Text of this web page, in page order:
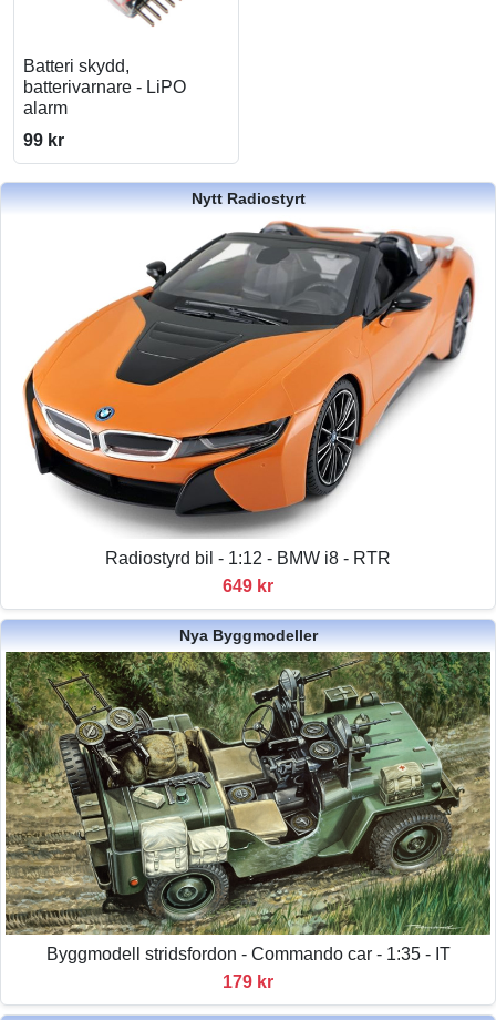
Batteri skydd,
batterivarnare - LiPO
alarm
99 kr
Nytt Radiostyrt
Radiostyrd bil - 1:12 - BMW i8 - RTR
649 kr
Nya Byggmodeller
Byggmodell stridsfordon - Commando car - 1:35 - IT
179 kr